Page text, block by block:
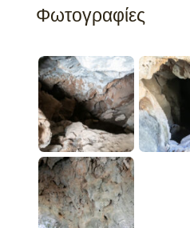
Φωτογραφίες